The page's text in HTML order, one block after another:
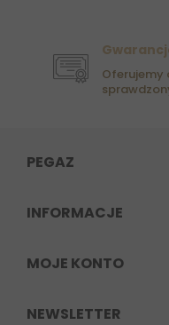
Oferujemy
PEGAZ
INFORMACJE
MOJE KONTO
NEWSLETTER